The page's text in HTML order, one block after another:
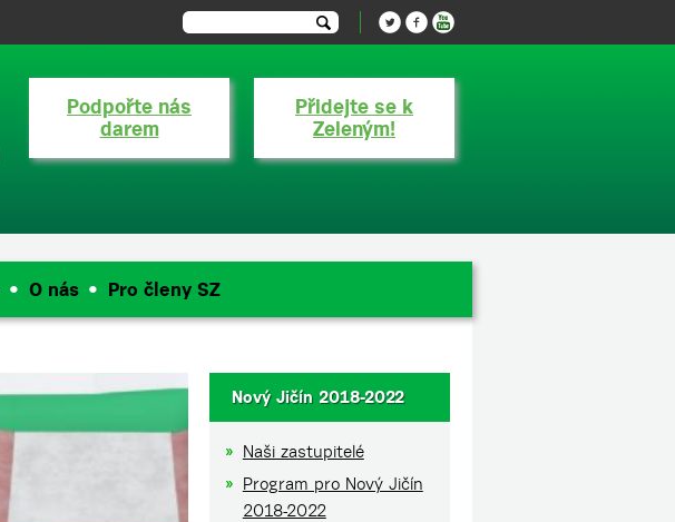
Přidejte se k
Zeleným!
Podpořte nás
darem
O nás Pro členy SZ
Nový Jičín 2018-2022
Naši zastupitelé
Program pro Nový Jičín
2018-2022